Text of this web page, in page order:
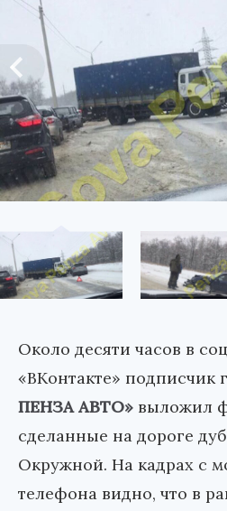
Около десяти часов в
«ВКонтакте» подписчик
ПЕНЗА АВТО» выложил
сделанные на дороге
Окружной. На кадрах с
телефона видно, что в